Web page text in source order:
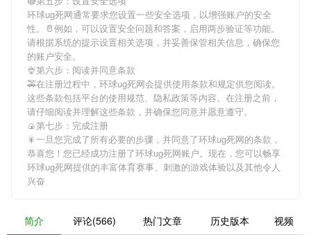
环球ug死网通常要求您设置一些安全选项，以增强账户的安全
性。🥛例如，可以设置安全问题和答案，启用两步验证等功能。
请根据系统的提示设置相关选项，并妥善保管相关信息，确保您
的账户安全。
🍨第六步：阅读并同意条款
🚕在注册过程中， 环球ug死网会提供使用条款和规定供您阅读。
这些条款包括平台的使用规范、隐私政策等内容。在注册之前，
请仔细阅读并理解这些条款，并确保您同意并愿意遵守。
🍙第七步：完成注册
🎇一旦您完成了所有必要的步骤，并同意了环球ug死网的条款，
恭喜您！您已经成功注册了环球ug死网账户。现在，您可以畅享
环球ug死网提供的丰富体育赛事、刺激的游戏体验以及其他令人
兴奋
简介 评论(566) 热门文章 历史版本 视频